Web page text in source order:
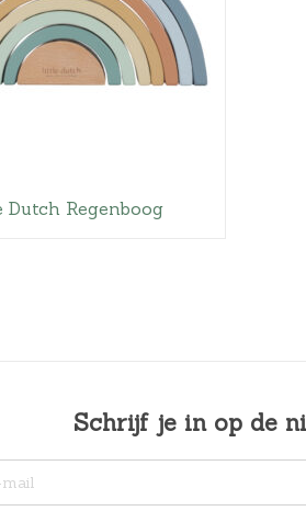
Regenboog
Schrijf je in op de